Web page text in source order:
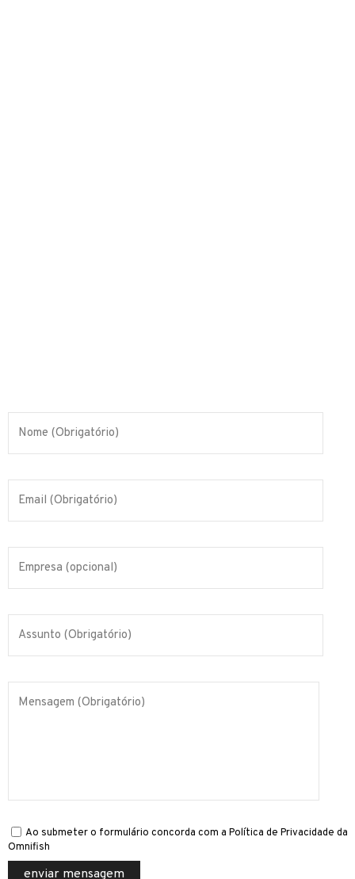
Ao submeter o formulário concorda com a Política de Privacidade da
Omnifish